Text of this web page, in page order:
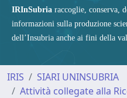
IRInSubria raccoglie, conserva,
informazioni sulla produzione
dell’Insubria anche ai fini della
IRIS
SIARI UNINSUBRIA
Attività collegate alla